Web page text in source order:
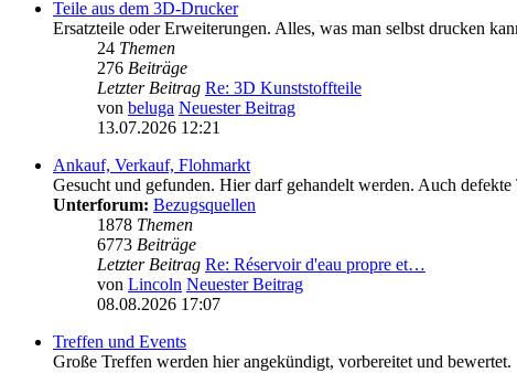
Teile aus dem 3D-Drucker
Ersatzteile oder Erweiterungen. Alles, was man selbst drucken
24 Themen
276 Beiträge
Letzter Beitrag Re: 3D Kunststoffteile
von beluga Neuester Beitrag
13.07.2026 12:21
Ankauf, Verkauf, Flohmarkt
Gesucht und gefunden. Hier darf gehandelt werden. Auch
Unterforum: Bezugsquellen
1878 Themen
6773 Beiträge
Letzter Beitrag Re: Réservoir d'eau propre et…
von Lincoln Neuester Beitrag
08.08.2026 17:07
Treffen und Events
Große Treffen werden hier angekündigt, vorbereitet und bewertet.